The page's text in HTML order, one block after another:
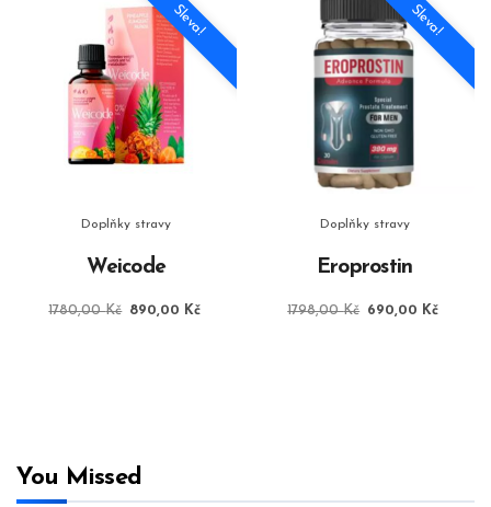
Sleva!
Doplňky stravy
Weicode
1780,00Kč Původní
890,00 Kč
Sleva!
Doplňky stravy
Eroprostin
1798,00Kč
Původní
690,00 Kč
You Missed